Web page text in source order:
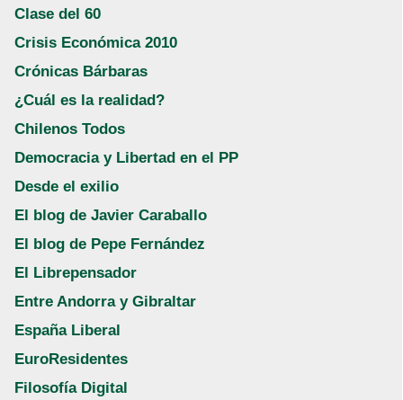
Clase del 60
Crisis Económica 2010
Crónicas Bárbaras
¿Cuál es la realidad?
Chilenos Todos
Democracia y Libertad en el PP
Desde el exilio
El blog de Javier Caraballo
El blog de Pepe Fernández
El Librepensador
Entre Andorra y Gibraltar
España Liberal
EuroResidentes
Filosofía Digital